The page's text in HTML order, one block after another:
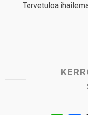
Tervetuloa